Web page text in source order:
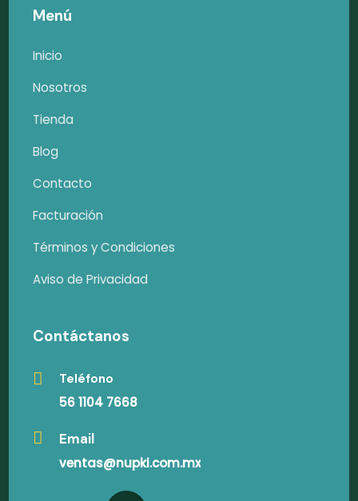
Menú
Inicio
Nosotros
Tienda
Blog
Contacto
Facturación
Términos y Condiciones
Aviso de Privacidad
Contáctanos
Teléfono
56 1104 7668
Email
ventas@nupki.com.mx